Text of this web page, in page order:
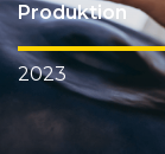
Produktion
2023